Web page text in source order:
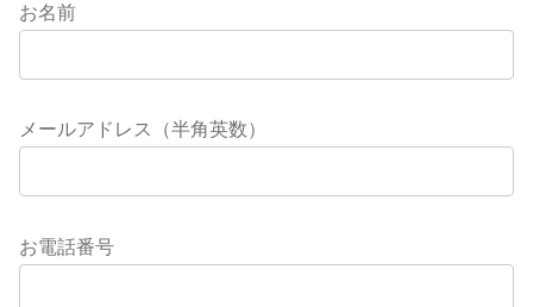
お名前
メールアドレス（半角英数）
お電話番号